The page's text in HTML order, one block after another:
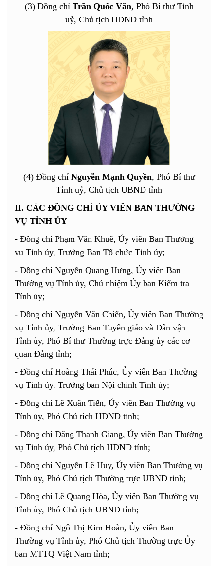
(3) Đồng chí Trần Quốc Văn, Phó Bí thư Tỉnh
uỷ, Chủ tịch HĐND tỉnh
(4) Đồng chí Nguyễn Mạnh Quyền, Phó Bí thư
Tỉnh uỷ, Chủ tịch UBND tỉnh
II. CÁC ĐỒNG CHÍ ỦY VIÊN BAN THƯỜNG
VỤ TỈNH ỦY
- Đồng chí Phạm Văn Khuê, Ủy viên Ban Thường
vụ Tỉnh ủy, Trưởng Ban Tổ chức Tỉnh ủy;
- Đồng chí Nguyễn Quang Hưng, Ủy viên Ban
Thường vụ Tỉnh ủy, Chủ nhiệm Ủy ban Kiểm tra
Tỉnh ủy;
- Đồng chí Nguyễn Văn Chiến, Ủy viên Ban Thường
vụ Tỉnh ủy, Trưởng Ban Tuyên giáo và Dân vận
Tỉnh ủy, Phó Bí thư Thường trực Đảng ủy các cơ
quan Đảng tỉnh;
- Đồng chí Hoàng Thái Phúc, Ủy viên Ban Thường
vụ Tỉnh ủy, Trưởng ban Nội chính Tỉnh ủy;
- Đồng chí Lê Xuân Tiến, Ủy viên Ban Thường vụ
Tỉnh ủy, Phó Chủ tịch HĐND tỉnh;
- Đồng chí Đặng Thanh Giang, Ủy viên Ban Thường
vụ Tỉnh ủy, Phó Chủ tịch HĐND tỉnh;
- Đồng chí Nguyễn Lê Huy, Ủy viên Ban Thường vụ
Tỉnh ủy, Phó Chủ tịch Thường trực UBND tỉnh;
- Đồng chí Lê Quang Hòa, Ủy viên Ban Thường vụ
Tỉnh ủy, Phó Chủ tịch UBND tỉnh;
- Đồng chí Ngô Thị Kim Hoàn, Ủy viên Ban
Thường vụ Tỉnh ủy, Phó Chủ tịch Thường trực Ủy
ban MTTQ Việt Nam tỉnh;